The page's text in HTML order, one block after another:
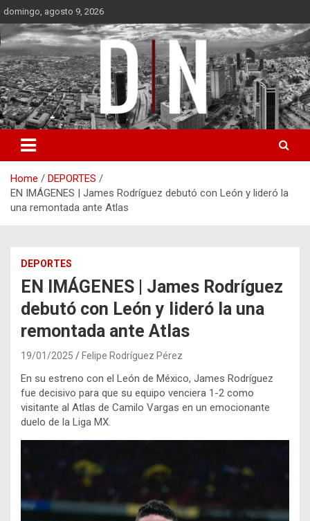
Skip
to
content
domingo, agosto 9, 2026
Diámetro Noticias
Home
DEPORTES
EN IMÁGENES | James Rodríguez debutó con León y lideró la
una remontada ante Atlas
DEPORTES
EN IMÁGENES | James Rodríguez
debutó con León y lideró la una
remontada ante Atlas
19/01/2025 Felipe Rodríguez Pérez
En su estreno con el León de México, James Rodríguez
fue decisivo para que su equipo venciera 1-2 como
visitante al Atlas de Camilo Vargas en un emocionante
duelo de la Liga MX.